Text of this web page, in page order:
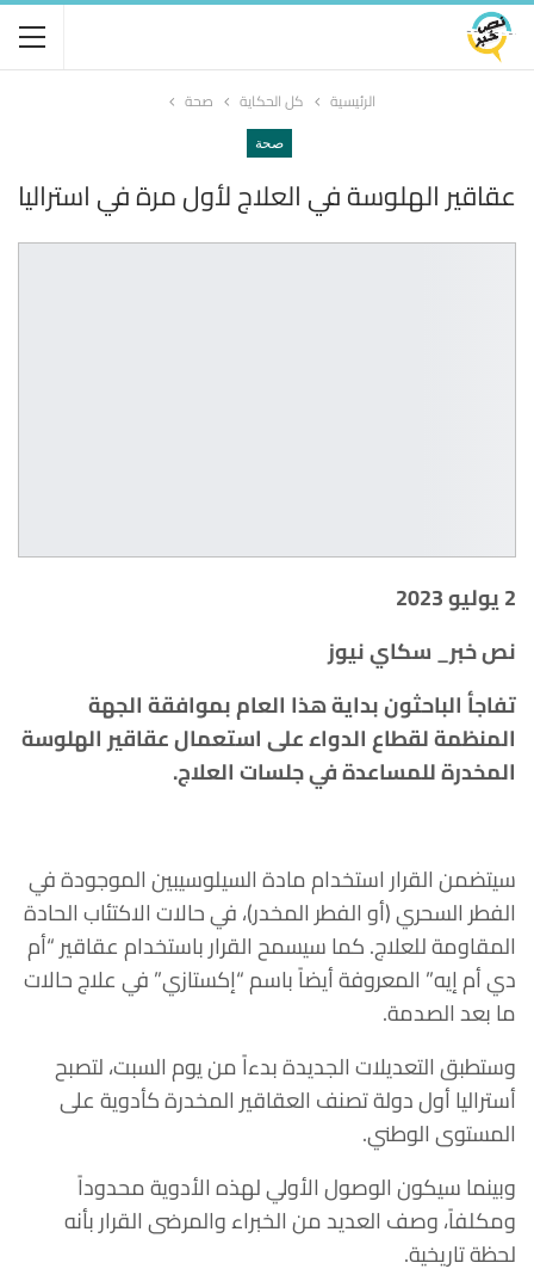
الرئيسية كل الحكاية صحة
صحة
عقاقير الهلوسة في العلاج لأول مرة في استراليا
2 يوليو 2023
نص خبر_ سكاي نيوز
تفاجأ الباحثون بداية هذا العام بموافقة الجهة
المنظمة لقطاع الدواء على استعمال عقاقير الهلوسة
المخدرة للمساعدة في جلسات العلاج.
سيتضمن القرار استخدام مادة السيلوسيبين الموجودة في
الفطر السحري (أو الفطر المخدر)، في حالات الاكتئاب الحادة
المقاومة للعلاج. كما سيسمح القرار باستخدام عقاقير “أم
دي أم إيه” المعروفة أيضاً باسم “إكستازي” في علاج حالات
ما بعد الصدمة.
وستطبق التعديلات الجديدة بدءاً من يوم السبت، لتصبح
أستراليا أول دولة تصنف العقاقير المخدرة كأدوية على
المستوى الوطني.
وبينما سيكون الوصول الأولي لهذه الأدوية محدوداً
ومكلفاً، وصف العديد من الخبراء والمرضى القرار بأنه
لحظة تاريخية.